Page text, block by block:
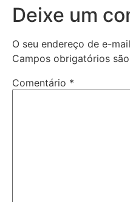
Deixe um
O seu endereço de e-
Campos obrigatórios
Comentário *